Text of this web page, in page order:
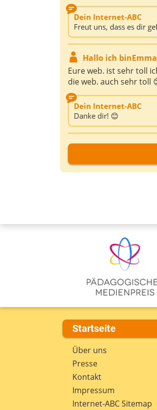
Dein Internet-ABC
Freut uns, dass es dir
Hallo ich binEmma
Eure web. ist sehr toll
die web. auch sehr toll
Dein Internet-ABC
Danke dir! 😊
Startseite
Über uns
Presse
Kontakt
Impressum
Internet-ABC Sitemap